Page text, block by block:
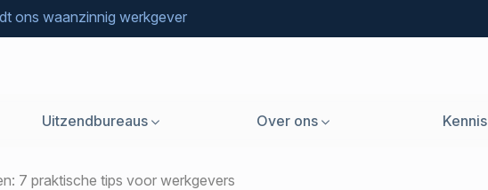
ons waanzinnig werkgever
Uitzendbureaus Over ons Kennis
7 praktische tips voor werkgevers